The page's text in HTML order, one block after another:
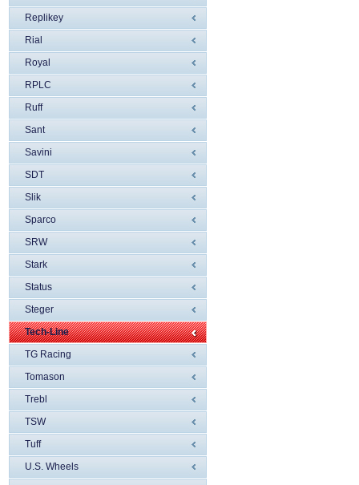
Replikey
Rial
Royal
RPLC
Ruff
Sant
Savini
SDT
Slik
Sparco
SRW
Stark
Status
Steger
Tech-Line
TG Racing
Tomason
Trebl
TSW
Tuff
U.S. Wheels